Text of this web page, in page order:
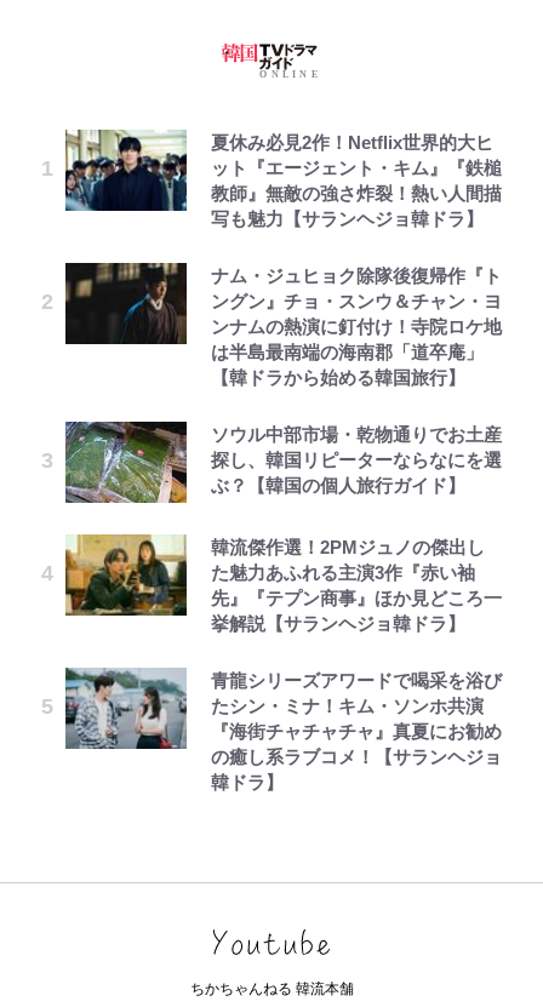
夏休み必見2作！Netflix世界的大ヒ
ット『エージェント・キム』『鉄槌
教師』無敵の強さ炸裂！熱い人間描
写も魅力【サランヘジョ韓ドラ】
ナム・ジュヒョク除隊後復帰作『ト
ングン』チョ・スンウ＆チャン・ヨ
ンナムの熱演に釘付け！寺院ロケ地
は半島最南端の海南郡「道卒庵」
【韓ドラから始める韓国旅行】
ソウル中部市場・乾物通りでお土産
探し、韓国リピーターならなにを選
ぶ？【韓国の個人旅行ガイド】
韓流傑作選！2PMジュノの傑出し
た魅力あふれる主演3作『赤い袖
先』『テプン商事』ほか見どころ一
挙解説【サランヘジョ韓ドラ】
青龍シリーズアワードで喝采を浴び
たシン・ミナ！キム・ソンホ共演
『海街チャチャチャ』真夏にお勧め
の癒し系ラブコメ！【サランヘジョ
韓ドラ】
ちかちゃんねる 韓流本舗